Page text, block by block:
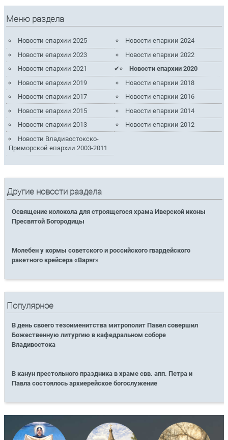
Меню раздела
Новости епархии 2025
Новости епархии 2024
Новости епархии 2023
Новости епархии 2022
Новости епархии 2021
Новости епархии 2020
Новости епархии 2019
Новости епархии 2018
Новости епархии 2017
Новости епархии 2016
Новости епархии 2015
Новости епархии 2014
Новости епархии 2013
Новости епархии 2012
Новости Владивостокско-
Приморской епархии 2003-2011
Другие новости раздела
Освящение колокола для строящегося храма Иверской иконы
Пресвятой Богородицы
Молебен у кормы советского и российского гвардейского
ракетного крейсера «Варяг»
Популярное
В день своего тезоименитства митрополит Павел совершил
Божественную литургию в кафедральном соборе
Владивостока
В канун престольного праздника в храме свв. апп. Петра и
Павла состоялось архиерейское богослужение